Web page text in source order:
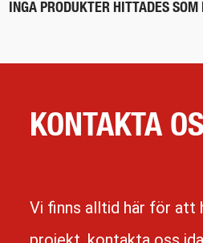
INGA PRODUKTER HITTADES
KONTAKTA
Vi finns alltid här för att